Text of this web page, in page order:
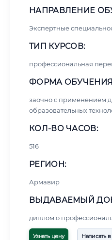
НАПРАВЛЕНИЕ
Экспертные
ТИП КУРСОВ:
профессиональная
ФОРМА
заочно с применением
образовательных
КОЛ-ВО ЧАСОВ:
516
РЕГИОН:
Армавир
ВЫДАВАЕМЫЙ
диплом о
Узнать цену Написать